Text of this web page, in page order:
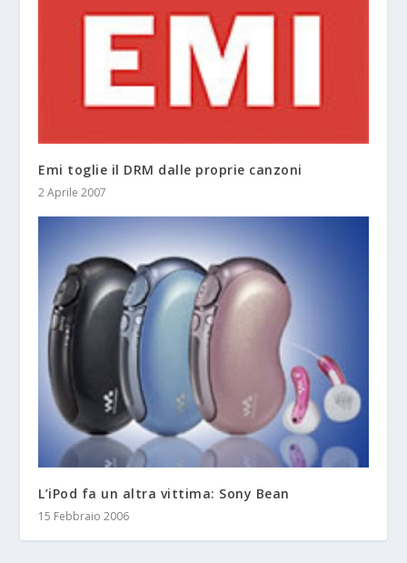
Emi toglie il DRM dalle proprie canzoni
2 Aprile 2007
L’iPod fa un altra vittima: Sony Bean
15 Febbraio 2006